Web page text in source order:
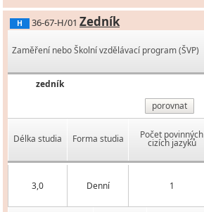
H 36-67-H/01 Zedník
Zaměření nebo Školní vzdělávací program (ŠVP)
zedník
porovnat
Délka studia Forma studia Počet povinných
cizích jazyků
3,0 Denní 1